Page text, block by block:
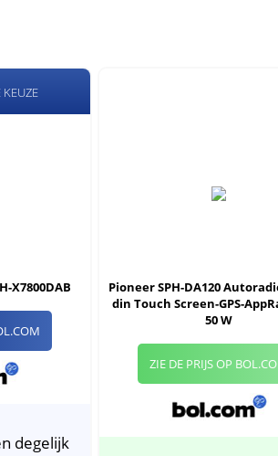
KEUZE
X7800DAB
degelijk
Pioneer SPH-DA120
din Touch Screen-GPS-
50 W
ZIE DE PRIJS OP